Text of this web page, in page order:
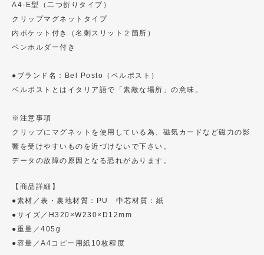
A4-E型（二つ折りタイプ）
クリップマグネットタイプ
内ポケット付き（名刺スリット２箇所）
ペンホルダー付き
●ブランド名：Bel Posto（ベルポスト）
ベルポストとはイタリア語で「素敵な場所」の意味。
※注意事項
クリップにマグネットを使用している為、磁気カードなど磁力の影
響を受けやすいものを近づけないで下さい。
データの故障の原因となる恐れがあります。
【商品詳細】
●素材／表・裏地材質：PU 中芯材質：紙
●サイズ／H320×W230×D12mm
●重量／405g
●容量／A4コピー用紙10枚程度